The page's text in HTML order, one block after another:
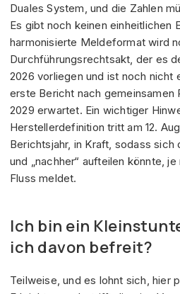
Duales System, und die Zahlen
Es gibt noch keinen einheitlichen
harmonisierte Meldeformat wird
Durchführungsrechtsakt, der es
2026 vorliegen und ist noch nicht
erste Bericht nach gemeinsamen
2029 erwartet. Ein wichtiger
Herstellerdefinition tritt am 12.
Berichtsjahr, in Kraft, sodass sich
und „nachher“ aufteilen könnte,
Fluss meldet.
Ich bin ein
ich davon befreit?
Teilweise, und es lohnt sich, hier